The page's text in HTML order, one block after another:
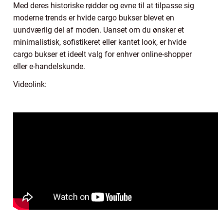
Med deres historiske rødder og evne til at tilpasse sig
moderne trends er hvide cargo bukser blevet en
uundværlig del af moden. Uanset om du ønsker et
minimalistisk, sofistikeret eller kantet look, er hvide
cargo bukser et ideelt valg for enhver online-shopper
eller e-handelskunde.
Videolink: